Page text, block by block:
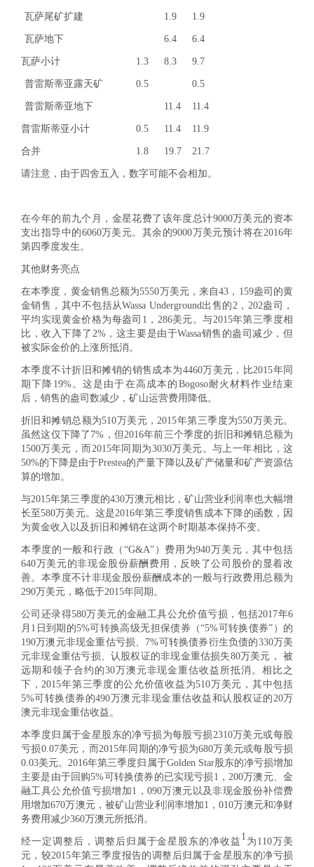
瓦萨尾矿扩建 1.9 1.9
瓦萨地下 6.4 6.4
瓦萨小计 1.3 8.3 9.7
普雷斯蒂亚露天矿 0.5 0.5
普雷斯蒂亚地下 11.4 11.4
普雷斯蒂亚小计 0.5 11.4 11.9
合并 1.8 19.7 21.7
请注意，由于四舍五入，数字可能不会相加。
在今年的前九个月，金星花费了该年度总计9000万美元的资本
支出指导中的6060万美元。其余的9000万美元预计将在2016年
第四季度发生。
其他财务亮点
在本季度，黄金销售总额为5550万美元，来自43，159盎司的黄
金销售，其中不包括从Wassa Underground出售的2，202盎司，
平均实现黄金价格为每盎司1，286美元。与2015年第三季度相
比，收入下降了2%，这主要是由于Wassa销售的盎司减少，但
被实际金价的上涨所抵消。
本季度不计折旧和摊销的销售成本为4460万美元，比2015年同
期下降19%。这是由于在高成本的Bogoso耐火材料作业结束
后，销售的盎司数减少，矿山运营费用降低。
折旧和摊销总额为510万美元，2015年第三季度为550万美元。
虽然这仅下降了7%，但2016年前三个季度的折旧和摊销总额为
1500万美元，而2015年同期为3030万美元。与上一年相比，这
50%的下降是由于Prestea的产量下降以及矿产储量和矿产资源估
算的增加。
与2015年第三季度的430万澳元相比，矿山营业利润率也大幅增
长至580万美元。这是2016年第三季度销售成本下降的函数，因
为黄金收入以及折旧和摊销在这两个时期基本保持不变。
本季度的一般和行政（“G&A”）费用为940万美元，其中包括
640万美元的非现金股份薪酬费用，反映了公司股价的显着改
善。本季度不计非现金股份薪酬成本的一般与行政费用总额为
290万美元，略低于2015年同期。
公司还录得580万美元的金融工具公允价值亏损，包括2017年6
月1日到期的5%可转换高级无担保债券（“5%可转换债券”）的
190万澳元非现金重估亏损、7%可转换债券衍生负债的330万美
元非现金重估亏损、认股权证的非现金重估损失80万美元， 被
远期和领子合约的30万澳元非现金重估收益所抵消。相比之
下，2015年第三季度的公允价值收益为510万美元，其中包括
5%可转换债券的490万澳元非现金重估收益和认股权证的20万
澳元非现金重估收益。
本季度归属于金星股东的净亏损为每股亏损2310万美元或每股
亏损0.07美元，而2015年同期的净亏损为680万美元或每股亏损
0.03美元。2016年第三季度归属于Golden Star股东的净亏损增加
主要是由于回购5%可转换债券的已实现亏损1，200万澳元、金
融工具公允价值亏损增加1，090万澳元以及非现金股份补偿费
用增加670万澳元，被矿山营业利润率增加1，010万澳元和净财
务费用减少360万澳元所抵消。
经一定调整后，调整后归属于金星股东的净收益 1 为110万美
元，较2015年第三季度报告的调整后归属于金星股东的净亏损